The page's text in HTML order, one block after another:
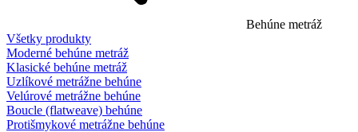
Behúne metráž
Všetky produkty
Moderné behúne metráž
Klasické behúne metráž
Uzlíkové metrážne behúne
Velúrové metrážne behúne
Boucle (flatweave) behúne
Protišmykové metrážne behúne